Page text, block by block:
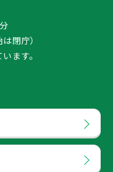
閉庁）
ます。